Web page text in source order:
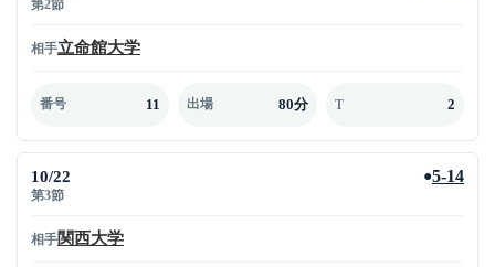
第2節
相手立命館大学
番号 11 出場 80分 T 2
10/22
第3節
●5-14
相手関西大学